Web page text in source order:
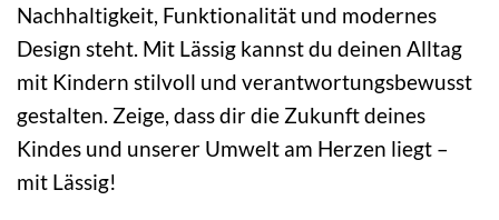
Nachhaltigkeit, Funktionalität und modernes
Design steht. Mit Lässig kannst du deinen Alltag
mit Kindern stilvoll und verantwortungsbewusst
gestalten. Zeige, dass dir die Zukunft deines
Kindes und unserer Umwelt am Herzen liegt –
mit Lässig!